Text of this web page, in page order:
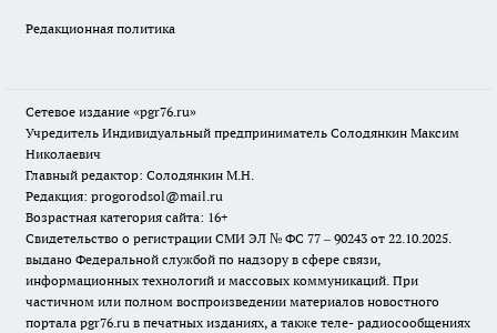
Редакционная политика
Сетевое издание «pgr76.ru»
Учредитель Индивидуальный предприниматель Солодянкин Максим
Николаевич
Главный редактор: Солодянкин М.Н.
Редакция: progorodsol@mail.ru
Возрастная категория сайта: 16+
Свидетельство о регистрации СМИ ЭЛ № ФС 77 – 90243 от 22.10.2025.
выдано Федеральной службой по надзору в сфере связи,
информационных технологий и массовых коммуникаций. При
частичном или полном воспроизведении материалов новостного
портала pgr76.ru в печатных изданиях, а также теле- радиосообщениях